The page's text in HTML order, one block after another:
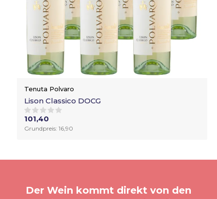
Tenuta Polvaro
Lison Classico DOCG
101,40
Grundpreis: 16,90
Der Wein kommt direkt von den